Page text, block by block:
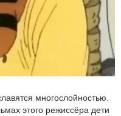
многослойностью.
этого режиссёра дети